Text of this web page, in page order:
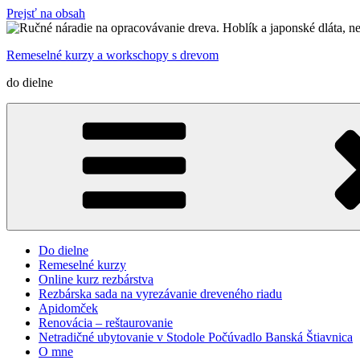
Prejsť na obsah
Remeselné kurzy a workschopy s drevom
do dielne
Do dielne
Remeselné kurzy
Online kurz rezbárstva
Rezbárska sada na vyrezávanie dreveného riadu
Apidomček
Renovácia – reštaurovanie
Netradičné ubytovanie v Stodole Počúvadlo Banská Štiavnica
O mne